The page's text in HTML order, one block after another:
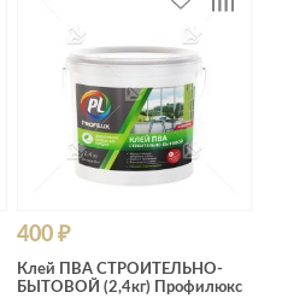
400 ₽
Клей ПВА СТРОИТЕЛЬНО-
БЫТОВОЙ (2,4кг) Профилюкс